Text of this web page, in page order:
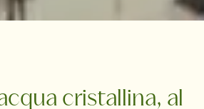
cristallina, al